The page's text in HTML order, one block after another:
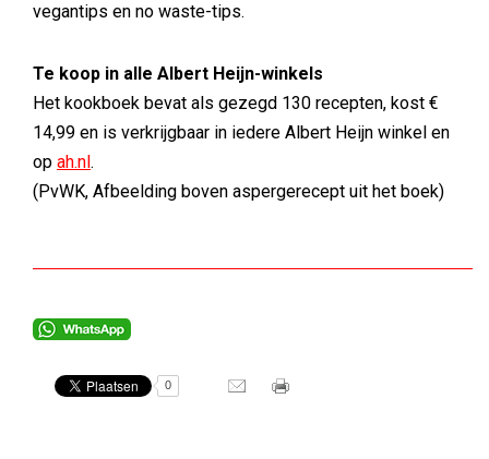
vegantips en no waste-tips.
Te koop in alle Albert Heijn-winkels
Het kookboek bevat als gezegd 130 recepten, kost €
14,99 en is verkrijgbaar in iedere Albert Heijn winkel en
op ah.nl.
(PvWK, Afbeelding boven aspergerecept uit het boek)
0